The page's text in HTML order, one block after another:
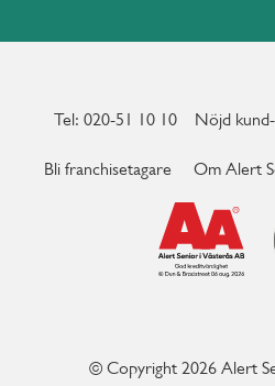
Tel: 020-51 10 10 Nöjd
Bli franchisetagare Om Alert
© Copyright 2026 Alert